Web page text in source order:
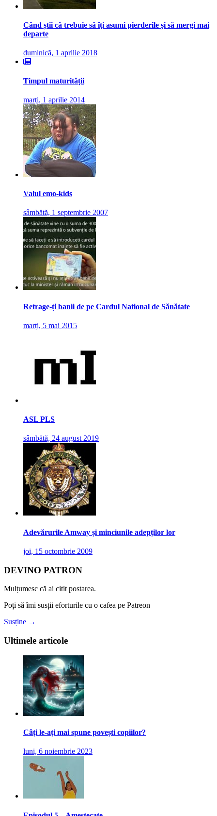
Când știi că trebuie să îți asumi pierderile și să mergi mai
departe
duminică, 1 aprilie 2018
Timpul maturității
marți, 1 aprilie 2014
Valul emo-kids
sâmbătă, 1 septembrie 2007
Retrage-ți banii de pe Cardul National de Sănătate
marți, 5 mai 2015
ASL PLS
sâmbătă, 24 august 2019
Adevărurile Amway și minciunile adepților lor
joi, 15 octombrie 2009
DEVINO PATRON
Mulțumesc că ai citit postarea.
Poți să îmi susții eforturile cu o cafea pe Patreon
Susține →
Ultimele articole
Câți le-ați mai spune povești copiilor?
luni, 6 noiembrie 2023